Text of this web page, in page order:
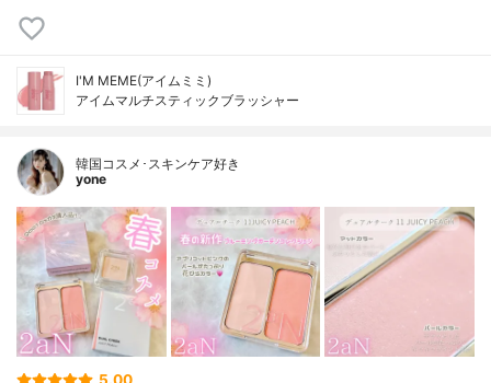
I'M MEME(アイムミミ)
アイムマルチスティックブラッシャー
韓国コスメ･スキンケア好き
yone